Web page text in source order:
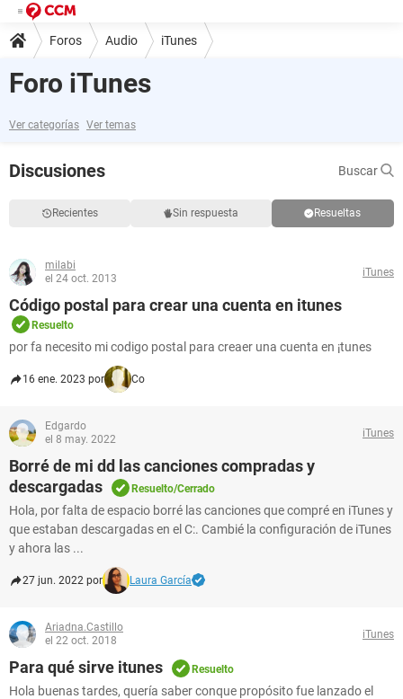
Foros Audio iTunes
Foro iTunes
Ver categorías Ver temas
Discusiones Buscar
Recientes Sin respuesta Resueltas
milabi
el 24 oct. 2013
iTunes
Código postal para crear una cuenta en itunes
Resuelto
por fa necesito mi codigo postal para creaer una cuenta en ¡tunes
16 ene. 2023 por Co
Edgardo
el 8 may. 2022
iTunes
Borré de mi dd las canciones compradas y
descargadas
Resuelto/Cerrado
Hola, por falta de espacio borré las canciones que compré en iTunes y
que estaban descargadas en el C:. Cambié la configuración de iTunes
y ahora las ...
27 jun. 2022 por Laura García
Ariadna.Castillo
el 22 oct. 2018
iTunes
Para qué sirve itunes Resuelto
Hola buenas tardes, quería saber conque propósito fue lanzado el